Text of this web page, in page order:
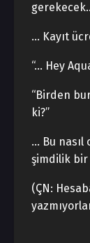
… Kayıt
“… Hey
“Birden
ki?”
… Bu nasıl
şimdilik bir
(ÇN: